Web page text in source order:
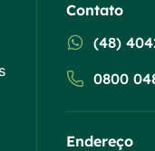
Contato
(48)
0800
Endereço